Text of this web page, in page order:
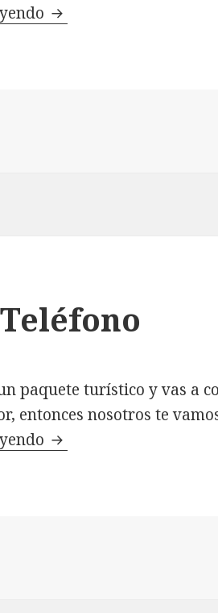
Microsoft Mexico
paquete turístico y vas a
entonces nosotros te
Rci Teléfono